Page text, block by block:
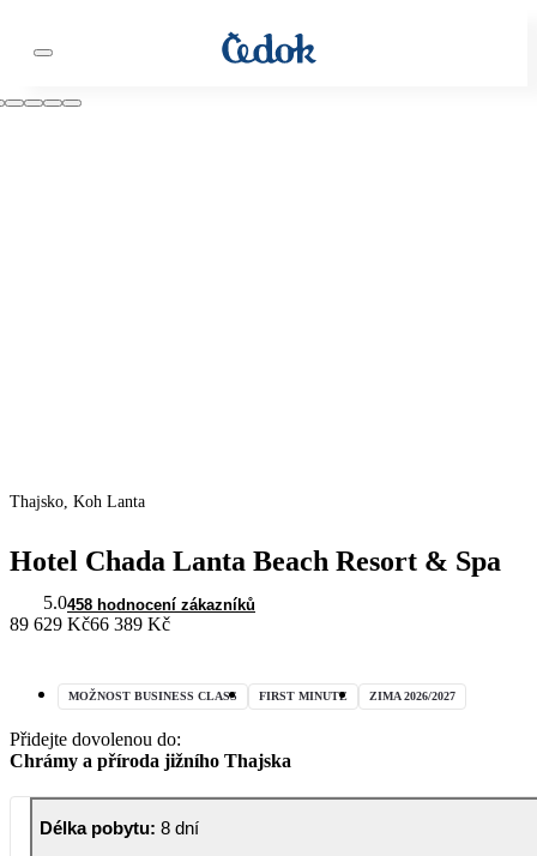
Thajsko, Koh Lanta
Hotel Chada Lanta Beach Resort & Spa
5.0458 hodnocení zákazníků
89 629 Kč66 389 Kč
MOŽNOST BUSINESS CLASS FIRST MINUTE ZIMA 2026/2027
Přidejte dovolenou do:
Chrámy a příroda jižního Thajska
Délka pobytu: 8 dní